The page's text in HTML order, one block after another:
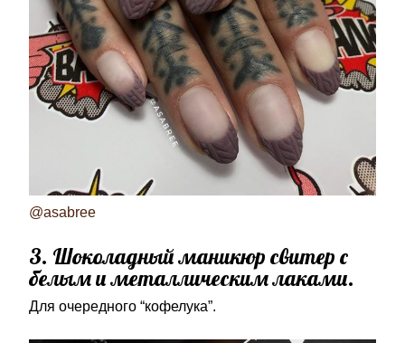
@asabree
3. Шоколадный маникюр свитер с
белым и металлическим лаками.
Для очередного “кофелука”.